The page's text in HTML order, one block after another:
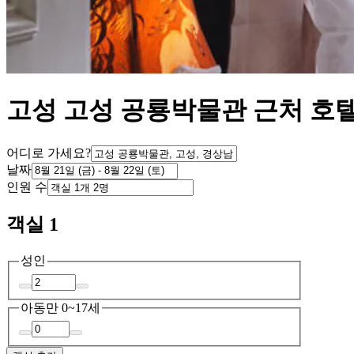
고성 고성 공룡박물관 근처 호
어디로 가세요?
날짜
인원 수
객실 1
성인
아동만 0~17세